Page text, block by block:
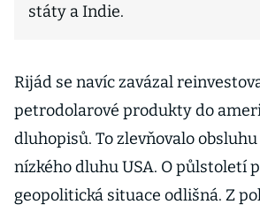
státy a Indie.
Rijád se navíc zavázal
petrodolarové produkty do
dluhopisů. To zlevňovalo
nízkého dluhu USA. O půlstoletí
geopolitická situace odlišná. Z